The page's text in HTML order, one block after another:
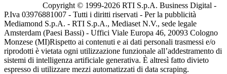
Copyright © 1999-2026 RTI S.p.A. Business Digital -
P.Iva 03976881007 - Tutti i diritti riservati - Per la pubblicità
Mediamond S.p.A. - RTI S.p.A., Mediaset N.V., sede legale
Amsterdam (Paesi Bassi) - Uffici Viale Europa 46, 20093 Cologno
Monzese (MI)Rispetto ai contenuti e ai dati personali trasmessi e/o
riprodotti è vietata ogni utilizzazione funzionale all’addestramento di
sistemi di intelligenza artificiale generativa. È altresì fatto divieto
espresso di utilizzare mezzi automatizzati di data scraping.